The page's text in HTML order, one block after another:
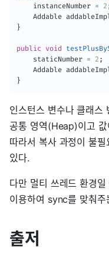
    instanceNumber
= 2
Addable
}
public void
    staticNumber
= 2 ;
Addable
}
인스턴스 변수나 클래스
공통 영역(Heap)이고
따라서 복사 과정이 불
있다.
다만 멀티 쓰레드 환경
이용하여 sync를 맞춰
출저